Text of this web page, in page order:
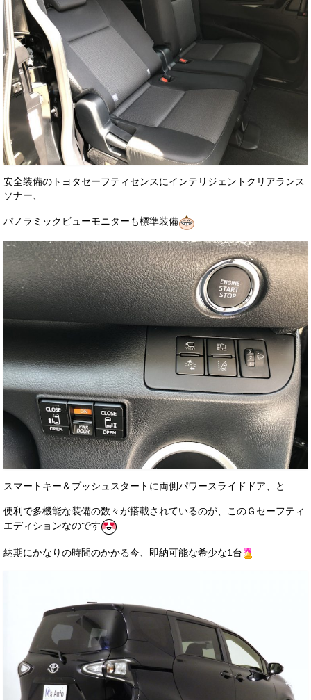
安全装備のトヨタセーフティセンスにインテリジェントクリアランス
ソナー、
パノラミックビューモニターも標準装備
スマートキー＆プッシュスタートに両側パワースライドドア、と
便利で多機能な装備の数々が搭載されているのが、このＧセーフティ
エディションなのです
納期にかなりの時間のかかる今、即納可能な希少な1台